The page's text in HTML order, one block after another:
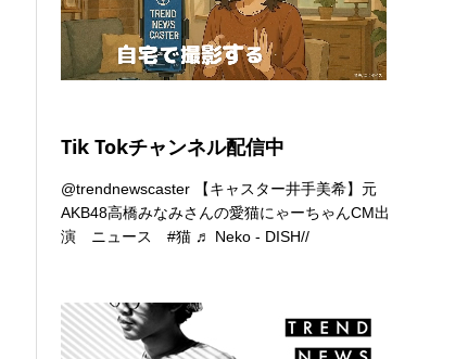
Tik Tokチャンネル配信中
@trendnewscaster 【キャスター井手美希】元
AKB48高橋みなみさんの愛猫にゃーちゃんCM出
演 ニュース#猫 ♬ Neko - DISH//